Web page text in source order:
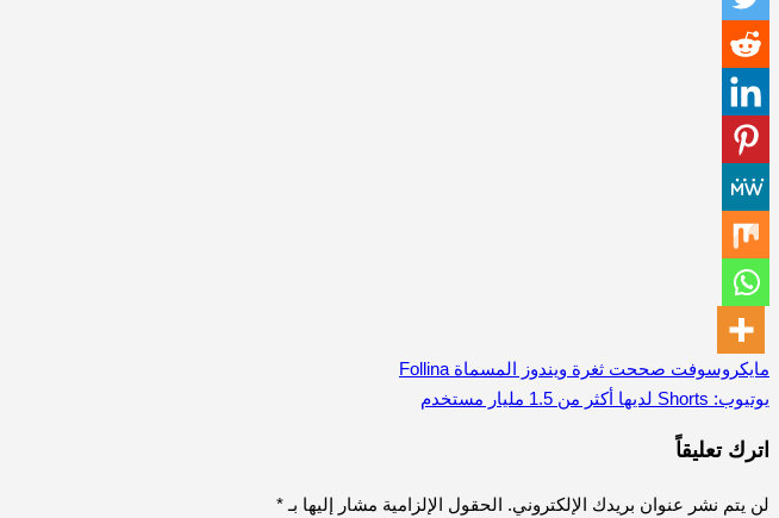
تصفّح
المقالات
مايكروسوفت صححت ثغرة ويندوز المسماة Follina
يوتيوب: Shorts لديها أكثر من 1.5 مليار مستخدم
اترك تعليقاً
لن يتم نشر عنوان بريدك الإلكتروني. الحقول الإلزامية مشار إليها بـ *